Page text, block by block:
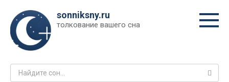
контенту
sonniksny.ru
толкование вашего сна
Поиск: